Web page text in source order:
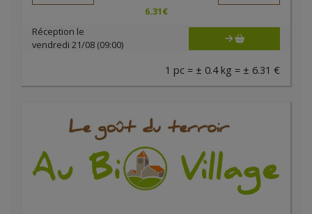
6.31€
Réception le
vendredi 21/08 (09:00)
1 pc = ± 0.4 kg = ± 6.31 €